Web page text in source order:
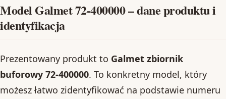
Model Galmet 72-400000 – dane produktu i
identyfikacja
Prezentowany produkt to Galmet zbiornik
buforowy 72-400000. To konkretny model, który
możesz łatwo zidentyfikować na podstawie numeru